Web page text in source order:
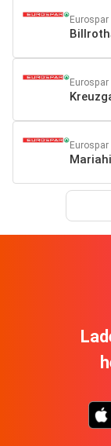
Eurospar
Eurospar
Eurospar